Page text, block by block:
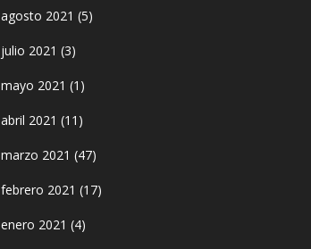
agosto 2021 (5)
julio 2021 (3)
mayo 2021 (1)
abril 2021 (11)
marzo 2021 (47)
febrero 2021 (17)
enero 2021 (4)